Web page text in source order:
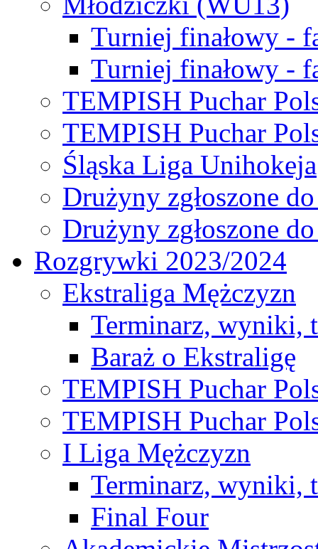
Turniej finałowy -
Turniej finałowy -
TEMPISH Puchar
TEMPISH Puchar
Śląska Liga Unihokeja
Drużyny zgłoszone
Drużyny zgłoszone
Rozgrywki 2023/2024
Ekstraliga Mężczyzn
Terminarz, wyniki,
Baraż o Ekstraligę
TEMPISH Puchar
TEMPISH Puchar
I Liga Mężczyzn
Terminarz, wyniki,
Final Four